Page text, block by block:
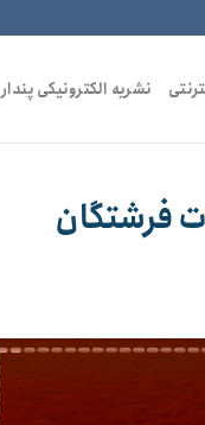
نشریه الکترونیکی پندار